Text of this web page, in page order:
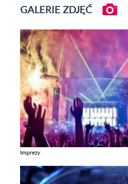
GALERIE ZDJĘĆ
Imprezy